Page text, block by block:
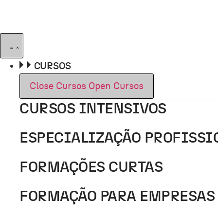
o
conteúdo
CURSOS
Close Cursos Open Cursos
CURSOS INTENSIVOS
ESPECIALIZAÇÃO
FORMAÇÕES CURTAS
FORMAÇÃO PARA EMPRESAS